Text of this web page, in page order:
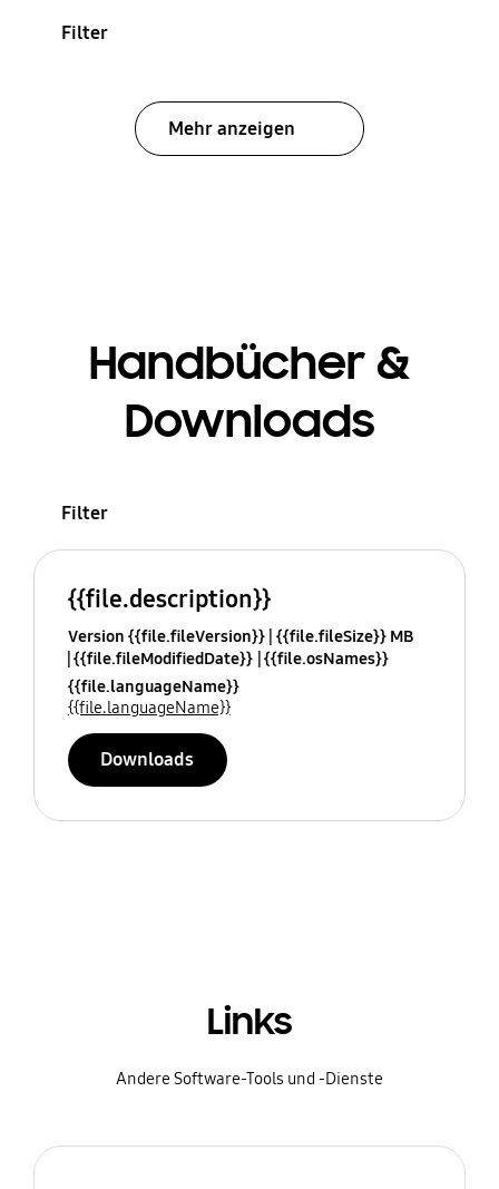
Filter
Mehr anzeigen
Handbücher &
Downloads
Filter
{{file.description}}
Version {{file.fileVersion}} {{file.fileSize}} MB
{{file.fileModifiedDate}} {{file.osNames}}
{{file.languageName}}
{{file.languageName}}
Downloads
Links
Andere Software-Tools und -Dienste